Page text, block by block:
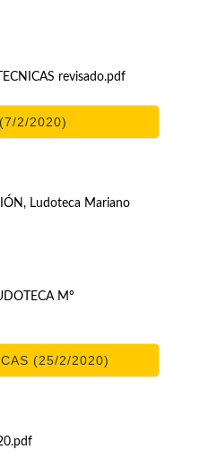
revisado.pdf
2/2020)
Ludoteca Mariano
Mº
(25/2/2020)